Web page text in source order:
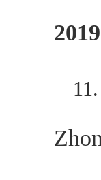
2019